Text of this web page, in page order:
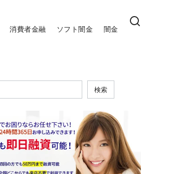
消費者金融 ソフト闇金 闇金
検索